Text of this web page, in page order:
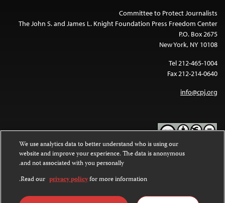
Committee to Protect Journalists
The John S. and James L. Knight Foundation Press Freedom Center
P.O. Box 2675
New York, NY 10108
Tel 212-465-1004
Fax 212-214-0640
info@cpj.org
Except where noted, text on this website is licensed under a
Commons Attribution-NonCommercial-NoDerivatives 4.0
Images and other media are not covered by the Creative Commons
We use analytics data to better understand who is using our
website and improve your experience. The data is anonymous
and not associated with you personally.
Read our privacy policyfor more information.